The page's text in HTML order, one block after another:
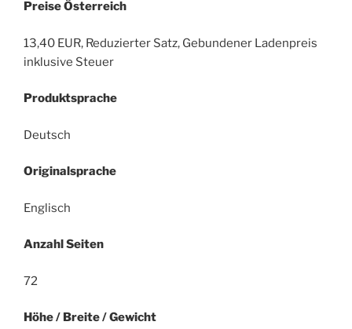
Preise Österreich
13,40 EUR, Reduzierter Satz, Gebundener Ladenpreis
inklusive Steuer
Produktsprache
Deutsch
Originalsprache
Englisch
Anzahl Seiten
72
Höhe / Breite / Gewicht